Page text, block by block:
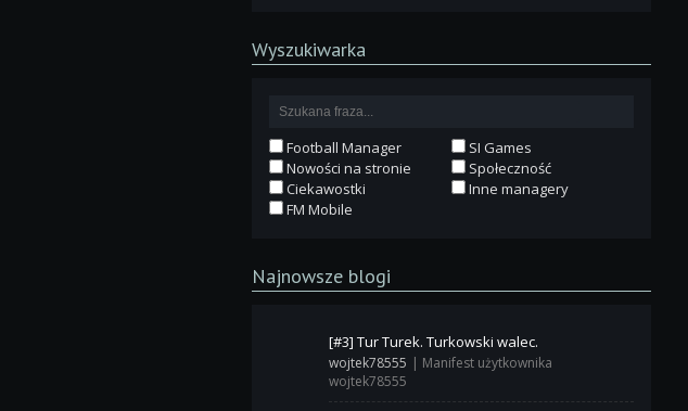
Wyszukiwarka
Football Manager
SI Games
Nowości na stronie
Społeczność
Ciekawostki
Inne managery
FM Mobile
Najnowsze blogi
[#3] Tur Turek. Turkowski walec.
wojtek78555 | Manifest użytkownika
wojtek78555